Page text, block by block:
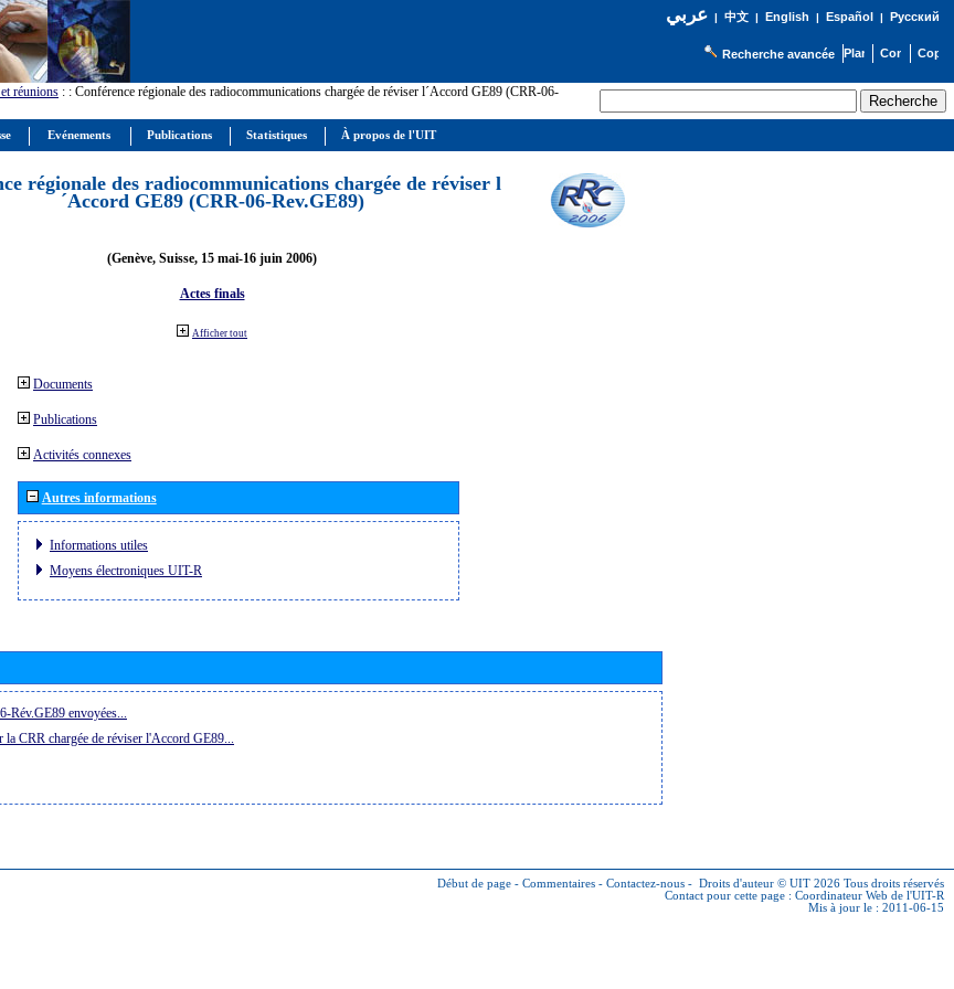
عربي| 中文| English | Español | Русский
Recherche avancée
réunions : : Conférence régionale des radiocommunications chargée de réviser l´Accord GE89 (CRR-06-
régionale des radiocommunications chargée de réviser l
´Accord GE89 (CRR-06-Rev.GE89)
(Genève, Suisse, 15 mai-16 juin 2006)
Actes finals
Afficher tout
Documents
Publications
Activités connexes
Autres informations
Informations utiles
Moyens électroniques UIT-R
envoyées...
CRR chargée de réviser l'Accord GE89...
Début de page - Commentaires - Contactez-nous - Droits d'auteur © UIT 2026 Tous droits réservés
Contact pour cette page : Coordinateur Web de l'UIT-R
Mis à jour le : 2011-06-15
Evénements Publications Statistiques À propos de l'UIT